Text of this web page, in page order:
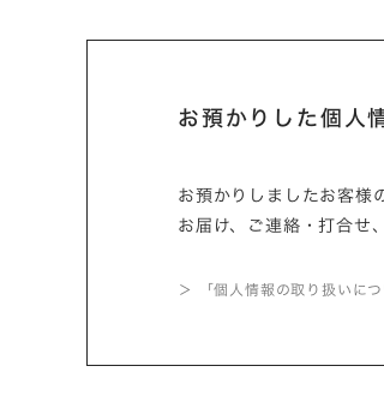
お預かりした個人
お預かりしましたお客様
お届け、ご連絡・打合せ
＞ 「個人情報の取り扱いに